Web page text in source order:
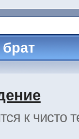
к чисто